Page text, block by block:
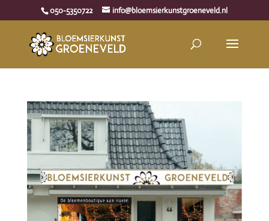
050-5350722 info@bloemsierkunstgroeneveld.nl